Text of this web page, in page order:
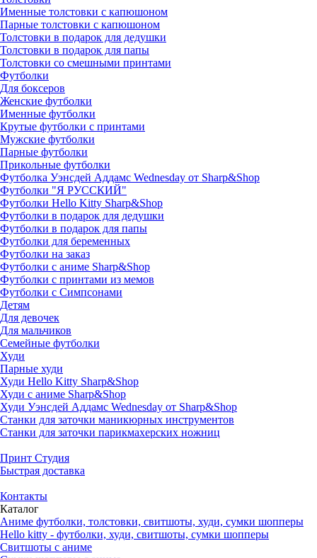
Именные толстовки с капюшоном
Парные толстовки с капюшоном
Толстовки в подарок для дедушки
Толстовки в подарок для папы
Толстовки со смешными принтами
Футболки
Для боксеров
Женские футболки
Именные футболки
Крутые футболки с принтами
Мужские футболки
Парные футболки
Прикольные футболки
Футболка Уэнсдей Аддамс Wednesday от Sharp&Shop
Футболки "Я РУССКИЙ"
Футболки Hello Kitty Sharp&Shop
Футболки в подарок для дедушки
Футболки в подарок для папы
Футболки для беременных
Футболки на заказ
Футболки с аниме Sharp&Shop
Футболки с принтами из мемов
Футболки с Симпсонами
Детям
Для девочек
Для мальчиков
Семейные футболки
Худи
Парные худи
Худи Hello Kitty Sharp&Shop
Худи с аниме Sharp&Shop
Худи Уэнсдей Аддамс Wednesday от Sharp&Shop
Станки для заточки маникюрных инструментов
Станки для заточки парикмахерских ножниц
Принт Студия
Быстрая доставка
Контакты
Каталог
Аниме футболки, толстовки, свитшоты, худи, сумки шопперы
Hello kitty - футболки, худи, свитшоты, сумки шопперы
Свитшоты с аниме